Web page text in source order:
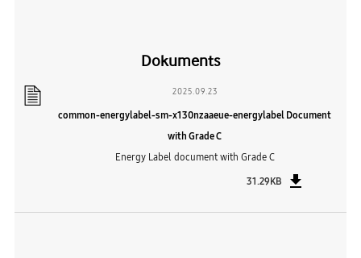
Dokuments
2025.09.23
common-energylabel-sm-x130nzaaeue-energylabel Document
with Grade C
Energy Label document with Grade C
31.29KB